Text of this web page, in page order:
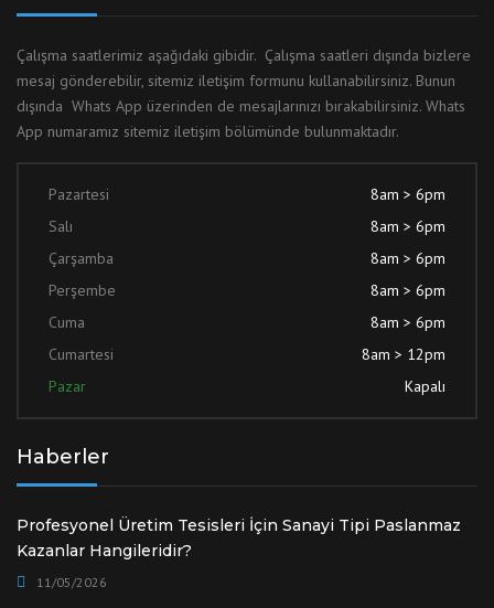
Çalışma saatlerimiz aşağıdaki gibidir. Çalışma saatleri dışında bizlere
mesaj gönderebilir, sitemiz iletişim formunu kullanabilirsiniz. Bunun
dışında Whats App üzerinden de mesajlarınızı bırakabilirsiniz. Whats
App numaramız sitemiz iletişim bölümünde bulunmaktadır.
Pazartesi
8am > 6pm
Salı
8am > 6pm
Çarşamba
8am > 6pm
Perşembe
8am > 6pm
Cuma
8am > 6pm
Cumartesi
8am > 12pm
Pazar
Kapalı
Haberler
Profesyonel Üretim Tesisleri İçin Sanayi Tipi Paslanmaz
Kazanlar Hangileridir?
11/05/2026